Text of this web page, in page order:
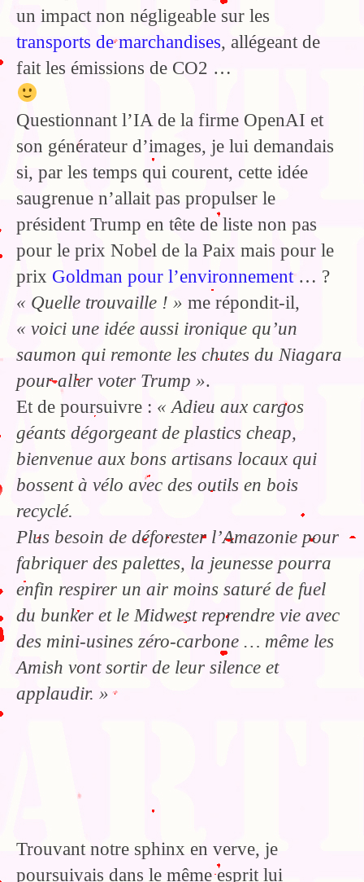
un impact non négligeable sur les
transports de marchandises, allégeant de
fait les émissions de CO2 …
Questionnant l’IA de la firme OpenAI et
son générateur d’images, je lui demandais
si, par les temps qui courent, cette idée
saugrenue n’allait pas propulser le
président Trump en tête de liste non pas
pour le prix Nobel de la Paix mais pour le
prix Goldman pour l’environnement… ?
« Quelle trouvaille ! » me répondit-il,
« voici une idée aussi ironique qu’un
saumon qui remonte les chutes du Niagara
pour aller voter Trump ».
Et de poursuivre : « Adieu aux cargos
géants dégorgeant de plastics cheap,
bienvenue aux bons artisans locaux qui
bossent à vélo avec des outils en bois
recyclé.
Plus besoin de déforester l’Amazonie pour
fabriquer des palettes, la jeunesse pourra
enfin respirer un air moins saturé de fuel
du bunker et le Midwest reprendre vie avec
des mini-usines zéro-carbone … même les
Amish vont sortir de leur silence et
applaudir. »
Trouvant notre sphinx en verve, je
poursuivais dans le même esprit lui